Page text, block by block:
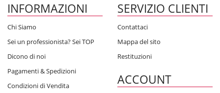
INFORMAZIONI
Chi Siamo
Sei un professionista? Sei TOP
Dicono di noi
Pagamenti & Spedizioni
Condizioni di Vendita
SERVIZIO CLIENTI
Contattaci
Mappa del sito
Restituzioni
ACCOUNT